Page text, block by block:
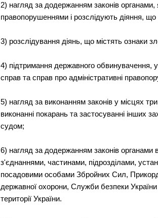
2) нагляд за додержанням законів органами,
правопорушеннями і розслідують діяння, що
3) розслідування діянь, що містять ознаки
4) підтримання державного обвинувачення,
справ та справ про адміністративні
5) нагляд за виконанням законів у місцях
виконанні покарань та застосуванні інших
судом;
6) нагляд за додержанням законів органами
з'єднаннями, частинами, підрозділами,
посадовими особами Збройних Сил,
державної охорони, Служби безпеки
території України.